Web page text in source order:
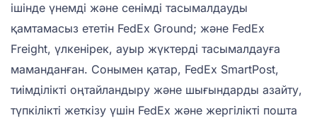
ішінде үнемді және сенімді тасымалдауды
қамтамасыз ететін FedEx Ground; және FedEx
Freight, үлкенірек, ауыр жүктерді тасымалдауға
маманданған. Сонымен қатар, FedEx SmartPost,
тиімділікті оңтайландыру және шығындарды азайту,
түпкілікті жеткізу үшін FedEx және жергілікті пошта